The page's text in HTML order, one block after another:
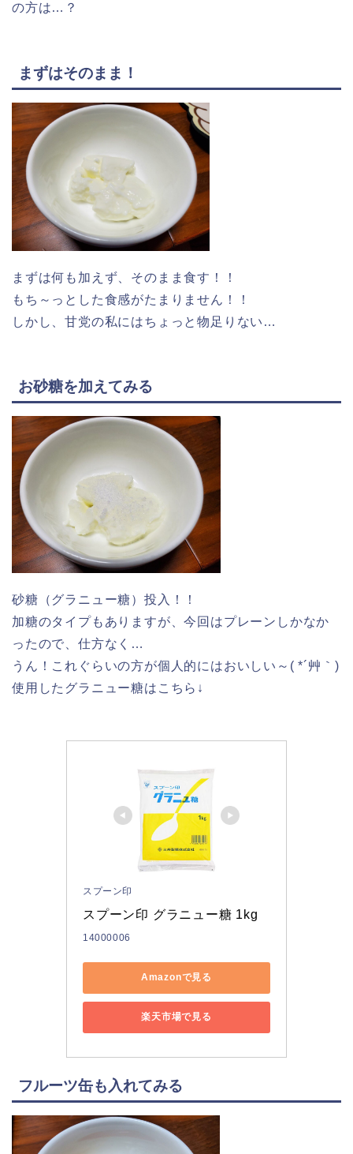
の方は…？
まずはそのまま！
まずは何も加えず、そのまま食す！！
もち～っとした食感がたまりません！！
しかし、甘党の私にはちょっと物足りない…
お砂糖を加えてみる
砂糖（グラニュー糖）投入！！
加糖のタイプもありますが、今回はプレーンしかなか
ったので、仕方なく…
うん！これぐらいの方が個人的にはおいしい～( *´艸｀)
使用したグラニュー糖はこちら↓
スプーン印
スプーン印 グラニュー糖 1kg
14000006
Amazonで見る
楽天市場で見る
フルーツ缶も入れてみる